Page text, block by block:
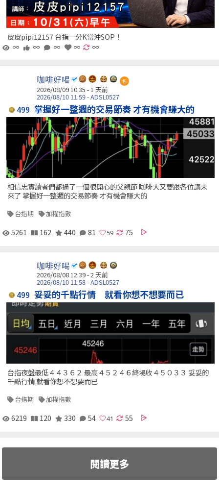
皮皮pipi12157 台指一分K當沖SOP！
∞
∞ ∞ ∞ ∞
咖啡好喝 包
2026/08/09 10:35 - 1 天前
2026/08/10 11:59 - ADSL0527
499 掌握好一整週的交易節奏 才有機會賺大的
相信忠實讀者們都過了一個很開心的父親節 咖啡大又要跟各位講未
來了 掌握好一整週的交易節奏 才有機會賺大的
台指期 加權指數
5261 162 440 81 75
咖啡好喝
2026/08/08 12:39 - 2 天前
2026/08/10 11:58 - ADSL0527
499 妥妥的千點行情 就看你想不想要而已
台指夜盤最低４４３６２ 最高４５２４６終場收４５０３３ 妥妥的
千點行情 就看你想不想要而已
台指期 加權指數
6219 120 330 54 55
閱讀更多